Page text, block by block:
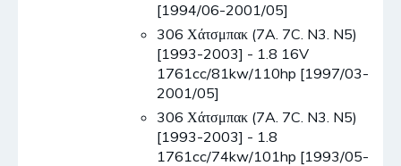
[1994/06-2001/05]
306 Χάτσμπακ (7A. 7C. N3. N5)
[1993-2003] - 1.8 16V
1761cc/81kw/110hp [1997/03-
2001/05]
306 Χάτσμπακ (7A. 7C. N3. N5)
[1993-2003] - 1.8
1761cc/74kw/101hp [1993/05-